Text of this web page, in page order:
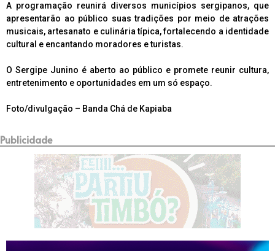
A programação reunirá diversos municípios sergipanos, que
apresentarão ao público suas tradições por meio de atrações
musicais, artesanato e culinária típica, fortalecendo a identidade
cultural e encantando moradores e turistas.
O Sergipe Junino é aberto ao público e promete reunir cultura,
entretenimento e oportunidades em um só espaço.
Foto/divulgação – Banda Chá de Kapiaba
Publicidade